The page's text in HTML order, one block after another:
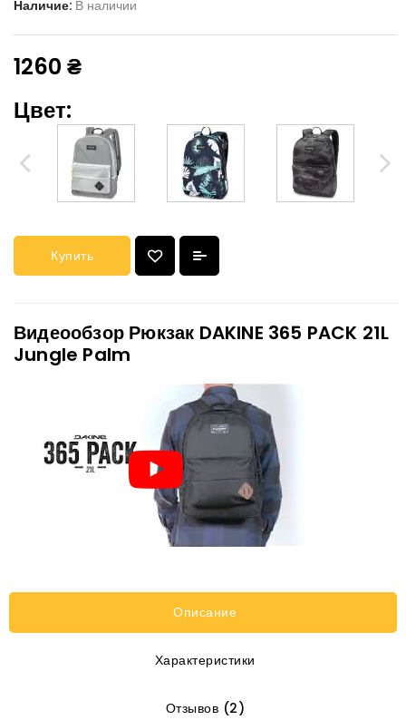
Наличие: В наличии
1260 ₴
Цвет:
Купить
Видеообзор Рюкзак DAKINE 365 PACK 21L
Jungle Palm
Описание
Характеристики
Отзывов (2)